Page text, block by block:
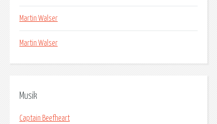
Martin Walser
Martin Walser
Musik
Captain Beefheart